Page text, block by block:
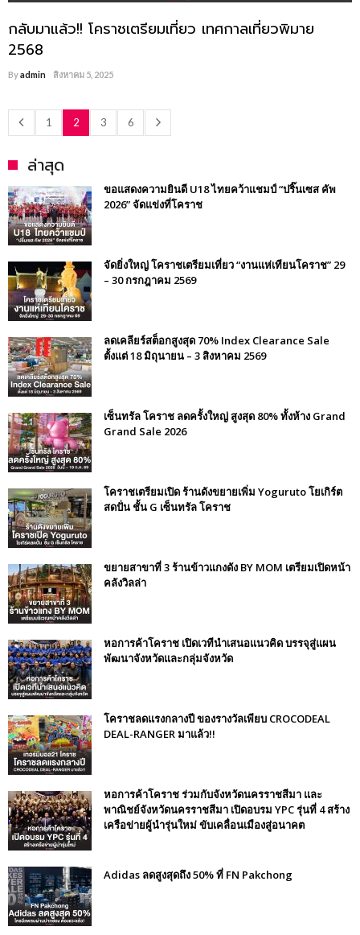
กลับมาแล้ว!! โคราชเตรียมเที่ยว เทศกาลเที่ยวพิมาย
2568
Byadmin สิงหาคม 5, 2025
1 2 3 6
ล่าสุด
ขอแสดงความยินดี U18 ไทยคว้าแชมป์ “ปริ๊นเซส คัพ
2026” จัดแข่งที่โคราช
จัดยิ่งใหญ่ โคราชเตรียมเที่ยว “งานแห่เทียนโคราช” 29
– 30 กรกฎาคม 2569
ลดเคลียร์สต็อกสูงสุด 70% Index Clearance Sale
ตั้งแต่ 18 มิถุนายน – 3 สิงหาคม 2569
เซ็นทรัล โคราช ลดครั้งใหญ่ สูงสุด 80% ทั้งห้าง Grand
Grand Sale 2026
โคราชเตรียมเปิด ร้านดังขยายเพิ่ม Yoguruto โยเกิร์ต
สดปั่น ชั้น G เซ็นทรัล โคราช
ขยายสาขาที่ 3 ร้านข้าวแกงดัง BY MOM เตรียมเปิดหน้า
คลังวิลล่า
หอการค้าโคราช เปิดเวทีนำเสนอแนวคิด บรรจุสู่แผน
พัฒนาจังหวัดและกลุ่มจังหวัด
โคราชลดแรงกลางปี ของรางวัลเพียบ CROCODEAL
DEAL-RANGER มาแล้ว!!
หอการค้าโคราช ร่วมกับจังหวัดนครราชสีมา และ
พาณิชย์จังหวัดนครราชสีมา เปิดอบรม YPC รุ่นที่ 4 สร้าง
เครือข่ายผู้นำรุ่นใหม่ ขับเคลื่อนเมืองสู่อนาคต
Adidas ลดสูงสุดถึง 50% ที่ FN Pakchong